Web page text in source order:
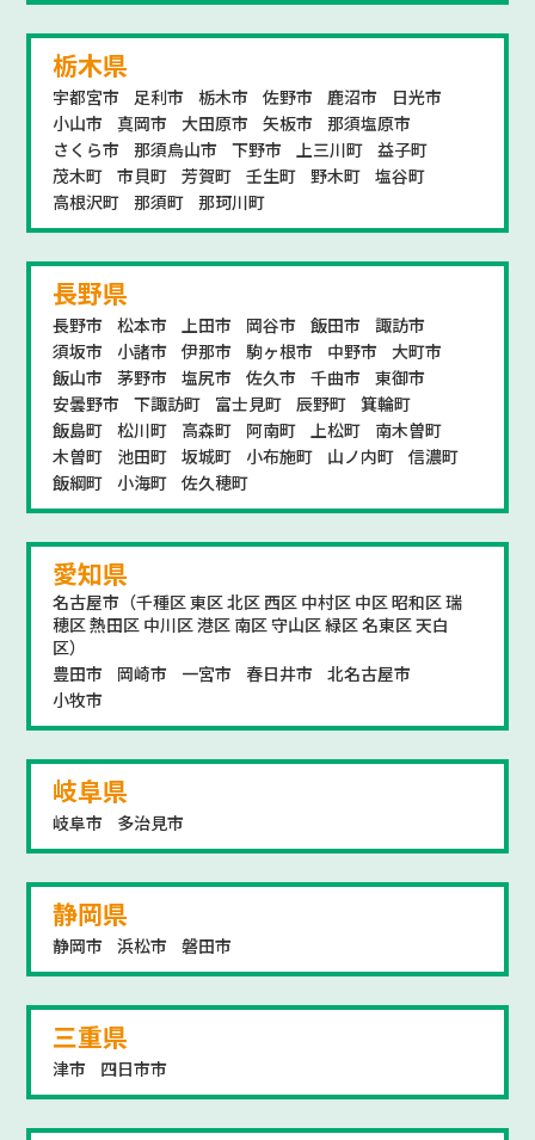
栃木県
宇都宮市 足利市 栃木市 佐野市 鹿沼市
日光市
小山市
真岡市 大田原市 矢板市
那須塩原市
さくら市
那須烏山市 下野市 上三川町
益子町
茂木町
市貝町 芳賀町 壬生町 野木町
塩谷町
高根沢町
那須町 那珂川町
長野県
長野市 松本市 上田市 岡谷市 飯田市
諏訪市
須坂市
小諸市 伊那市 駒ヶ根市 中野市
大町市
飯山市
茅野市 塩尻市 佐久市 千曲市
東御市
安曇野市
下諏訪町 富士見町 辰野町
箕輪町
飯島町
松川町 高森町 阿南町 上松町
南木曽町
木曽町
池田町 坂城町 小布施町 山ノ内町
信濃町
飯綱町
小海町 佐久穂町
愛知県
名古屋市（千種区 東区 北区 西区 中村区 中区 昭和区 瑞
穂区 熱田区 中川区 港区 南区 守山区 緑区 名東区 天白
区）
豊田市
岡崎市 一宮市 春日井市
北名古屋市
小牧市
岐阜県
岐阜市 多治見市
静岡県
静岡市 浜松市 磐田市
三重県
津市 四日市市